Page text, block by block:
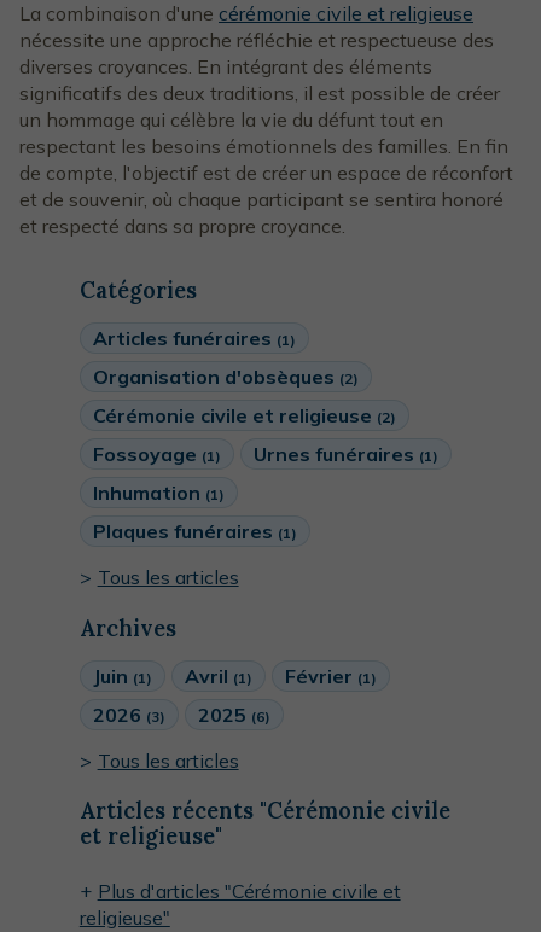
Catégories
Articles funéraires (1)
Organisation d'obsèques (2)
Cérémonie civile et religieuse (2)
Fossoyage (1) Urnes funéraires (1)
Inhumation (1)
Plaques funéraires (1)
Tous les articles
Archives
Juin (1) Avril (1) Février (1)
2026 (3) 2025 (6)
Tous les articles
Articles récents "Cérémonie civile
et religieuse"
Plus d'articles "Cérémonie civile et
religieuse"
La combinaison d'une cérémonie civile et religieuse
nécessite une approche réfléchie et respectueuse des
diverses croyances. En intégrant des éléments
significatifs des deux traditions, il est possible de créer
un hommage qui célèbre la vie du défunt tout en
respectant les besoins émotionnels des familles. En fin
de compte, l'objectif est de créer un espace de réconfort
et de souvenir, où chaque participant se sentira honoré
et respecté dans sa propre croyance.